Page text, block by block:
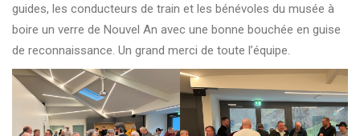
guides, les conducteurs de train et les bénévoles du musée à
boire un verre de Nouvel An avec une bonne bouchée en guise
de reconnaissance. Un grand merci de toute l’équipe.